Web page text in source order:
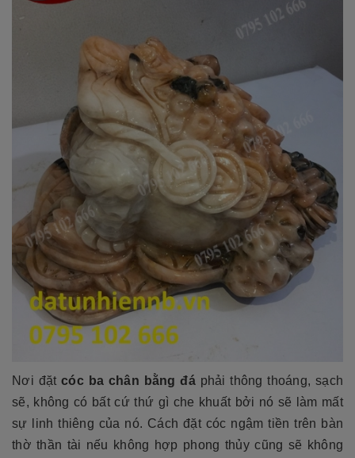
Nơi đặtcóc ba chân bằng đáphải thông thoáng, sạch
sẽ, không có bất cứ thứ gì che khuất bởi nó sẽ làm mất
sự linh thiêng của nó. Cách đặt cóc ngậm tiền trên bàn
thờ thần tài nếu không hợp phong thủy cũng sẽ không